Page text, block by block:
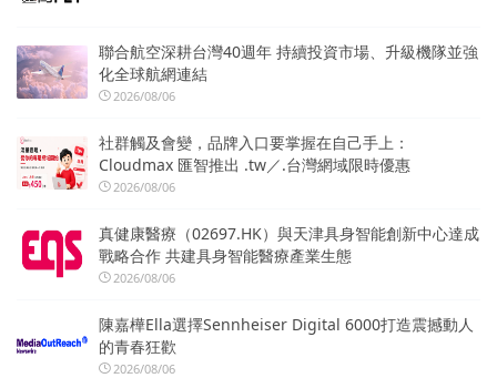
聯合航空深耕台灣40週年 持續投資市場、升級機隊並強
化全球航網連結
2026/08/06
社群觸及會變，品牌入口要掌握在自己手上：
Cloudmax 匯智推出 .tw／.台灣網域限時優惠
2026/08/06
真健康醫療（02697.HK）與天津具身智能創新中心達成
戰略合作 共建具身智能醫療產業生態
2026/08/06
陳嘉樺Ella選擇Sennheiser Digital 6000打造震撼動人
的青春狂歡
2026/08/06